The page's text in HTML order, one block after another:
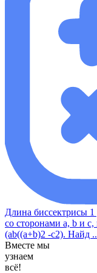
Длина биссектрисы 1
со сторонами a, b и
(ab((a+b)2 -c2). Найд
Вместе мы
узнаем
всё!